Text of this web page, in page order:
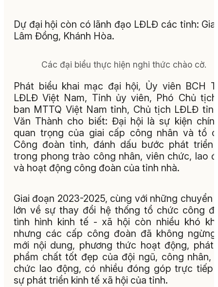
Dự đại hội còn có lãnh đạo LĐLĐ các tỉnh: Gia
Lâm Đồng, Khánh Hòa.
Các đại biểu thực hiện nghi thức chào cờ.
Phát biểu khai mạc đại hội, Ủy viên BCH
LĐLĐ Việt Nam, Tỉnh ủy viên, Phó Chủ
ban MTTQ Việt Nam tỉnh, Chủ tịch LĐLĐ
Văn Thành cho biết: Đại hội là sự kiện
quan trọng của giai cấp công nhân và tổ
Công đoàn tỉnh, đánh dấu bước phát triển
trong phong trào công nhân, viên chức, lao
và hoạt động công đoàn của tỉnh nhà.
Giai đoạn 2023-2025, cùng với những chuyển
lớn về sự thay đổi hệ thống tổ chức công
tình hình kinh tế - xã hội còn nhiều khó
nhưng các cấp công đoàn đã không
mới nội dung, phương thức hoạt động, phát
phẩm chất tốt đẹp của đội ngũ, công nhân,
chức lao động, có nhiều đóng góp trực tiếp
sự phát triển kinh tế xã hội của tỉnh.